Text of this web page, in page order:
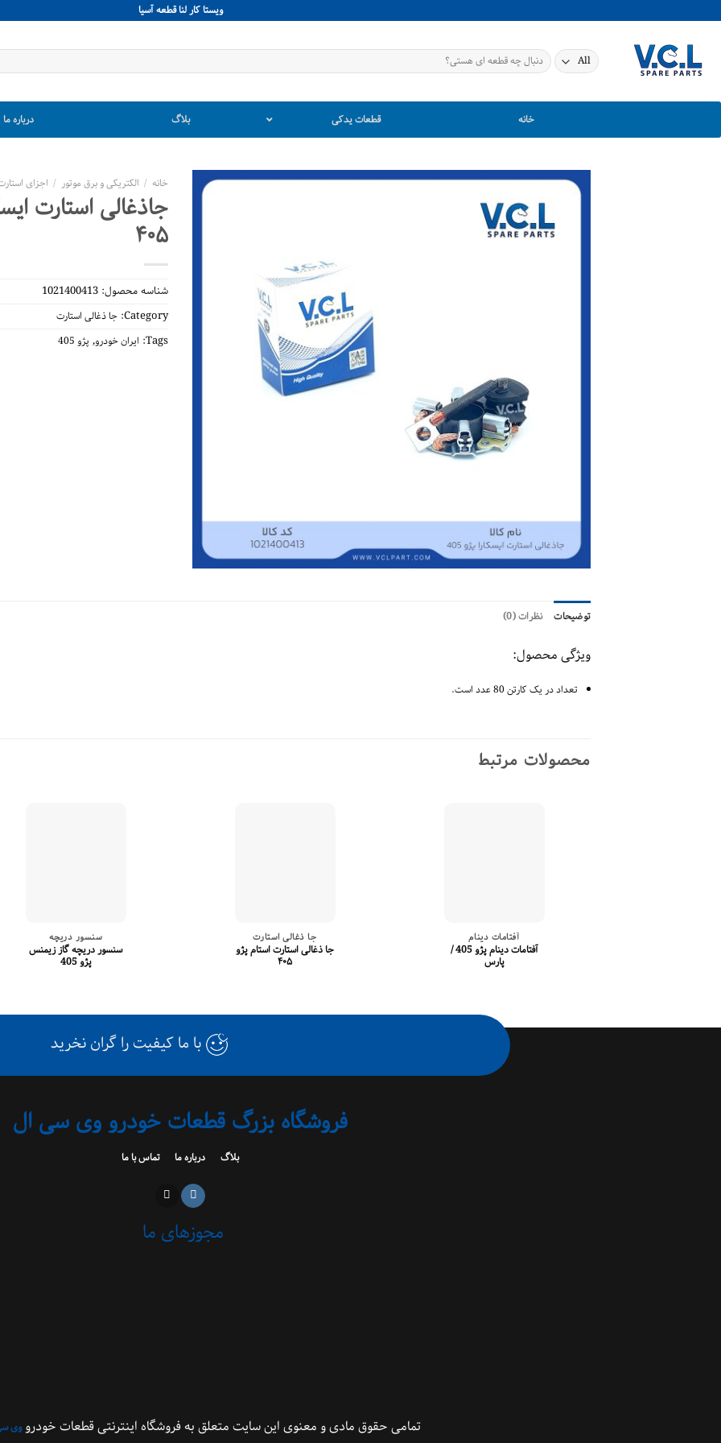
to
ويستا كار لنا قطعه آسيا
جستجو
برای:
خانه قطعات یدکی بلاگ درباره ما
خانه / الکتریکی و برق موتور / اجزای
جاذغالی استارت
۴۰۵
شناسه محصول: 1021400413
Category: جا ذغالی استارت
Tags: ایران خودرو, پژو 405
توضیحات نظرات (0)
ویژگی محصول:
تعداد در یک کارتن 80 عدد است.
محصولات مرتبط
آفتامات دینام
آفتامات دینام پژو 405 /
پارس
جا ذغالی استارت
جا ذغالی استارت استام پژو
۴۰۵
سنسور دریچه
سنسور دریچه گاز زیمنس
پژو 405
با ما کیفیت را گران نخرید
فروشگاه بزرگ قطعات خودرو وی سی ال
بلاگ درباره ما تماس با ما
مجوزهای ما
تمامی حقوق مادی و معنوی این سایت متعلق به فروشگاه اینترنتی قطعات خودرو وی